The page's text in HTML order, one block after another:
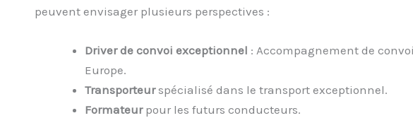
peuvent envisager plusieurs perspectives :
Driver de convoi exceptionnel : Accompagnement de
Europe.
Transporteurspécialisé dans le transport exceptionnel.
Formateurpour les futurs conducteurs.